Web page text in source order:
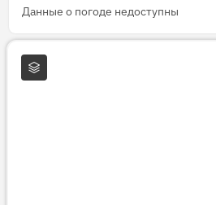
Данные о погоде недоступны